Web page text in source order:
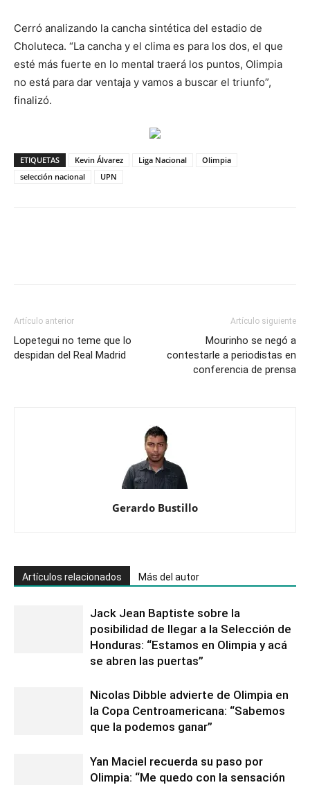
Cerró analizando la cancha sintética del estadio de
Choluteca. “La cancha y el clima es para los dos, el que
esté más fuerte en lo mental traerá los puntos, Olimpia
no está para dar ventaja y vamos a buscar el triunfo”,
finalizó.
ETIQUETAS Kevin Álvarez Liga Nacional
Olimpia
selección nacional
UPN
Artículo anterior
Lopetegui no teme que lo
despidan del Real Madrid
Artículo siguiente
Mourinho se negó a
contestarle a periodistas en
conferencia de prensa
Gerardo Bustillo
Artículos relacionados Más del autor
Jack Jean Baptiste sobre la
posibilidad de llegar a la Selección de
Honduras: “Estamos en Olimpia y acá
se abren las puertas”
Nicolas Dibble advierte de Olimpia en
la Copa Centroamericana: “Sabemos
que la podemos ganar”
Yan Maciel recuerda su paso por
Olimpia: “Me quedo con la sensación